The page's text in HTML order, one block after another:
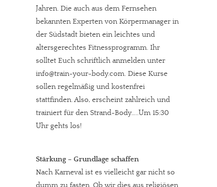
Jahren. Die auch aus dem Fernsehen
bekannten Experten von Körpermanager in
der Südstadt bieten ein leichtes und
altersgerechtes Fitnessprogramm. Ihr
solltet Euch schriftlich anmelden unter
info@train-your-body.com. Diese Kurse
sollen regelmäßig und kostenfrei
stattfinden. Also, erscheint zahlreich und
trainiert für den Strand-Body…..Um 15:30
Uhr gehts los!
Stärkung – Grundlage schaffen
Nach Karneval ist es vielleicht gar nicht so
dumm zu fasten. Ob wir dies aus religiösen